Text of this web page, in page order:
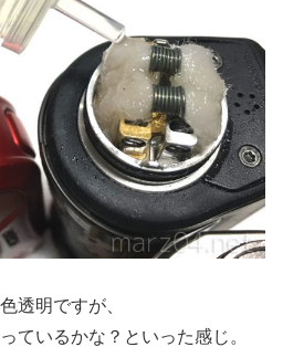
透明ですが、
ているかな？といった感じ。